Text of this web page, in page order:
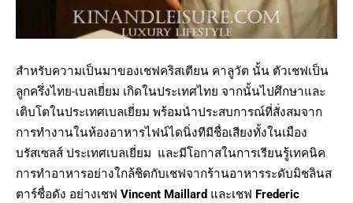
สำหรับความเป็นมาของเชฟคริสเตียน คาลูวัต นั้น ตัวเชฟเป็น
ลูกครึ่งไทย-เบลเยี่ยม เกิดในประเทศไทย จากนั้นไปศึกษาและ
เติบโตในประเทศเบลเยี่ยม พร้อมนำประสบการณ์ที่สั่งสมจาก
การทำงานในห้องอาหารไฟน์ไดนิ่งทีมีชื่อเสียงทั้งในเมือง
บรัสเซลส์ ประเทศเบลเยี่ยม และมีโอกาสในการเรียนรู้เทคนิค
การทำอาหารอย่างใกล้ชิดกับเชฟจากร้านอาหารระดับมิชลินส
ตาร์ชื่อดัง อย่างเชฟ Vincent Maillard และเชฟ Frederic